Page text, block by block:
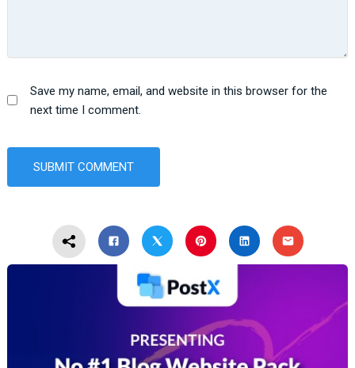
Save my name, email, and website in this browser for the
next time I comment.